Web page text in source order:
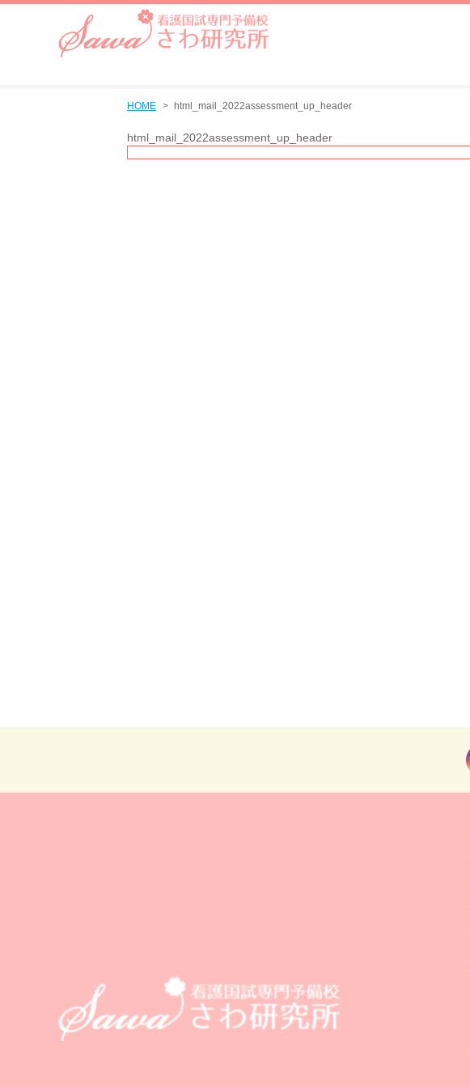
HOME html_mail_2022assessment_up_header
html_mail_2022assessment_up_header